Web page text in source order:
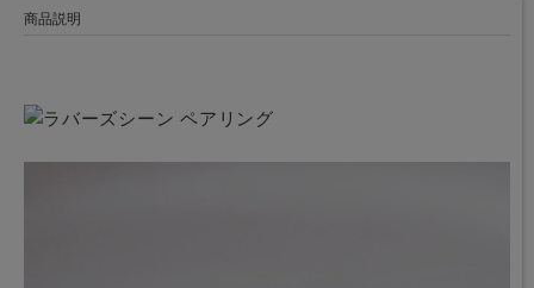
商品説明